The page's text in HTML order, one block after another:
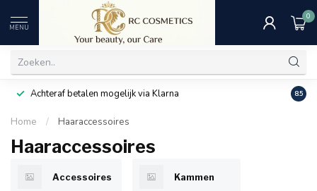
MENU
0
Achteraf betalen mogelijk via Klarna 8.5
Home / Haaraccessoires
Haaraccessoires
Accessoires Kammen